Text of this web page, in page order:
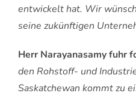
entwickelt hat. Wir
seine zukünftigen
Herr Narayanasamy fuhr
den Rohstoff- und
Saskatchewan kommt zu